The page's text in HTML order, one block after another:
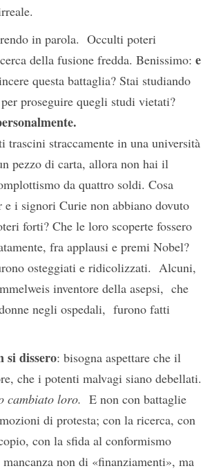
in parola. Occulti poteri
della fusione fredda. Benissimo: e
questa battaglia? Stai studiando
proseguire quegli studi vietati?
trascini straccamente in una università
pezzo di carta, allora non hai il
da quattro soldi. Cosa
e i signori Curie non abbiano dovuto
forti? Che le loro scoperte fossero
fra applausi e premi Nobel?
osteggiati e ridicolizzati. Alcuni,
inventore della asepsi, che
negli ospedali, furono fatti
si dissero: bisogna aspettare che il
che i potenti malvagi siano debellati.
cambiato loro. E non con battaglie
di protesta; con la ricerca, con
con la sfida al conformismo
non di «finanziamenti», ma